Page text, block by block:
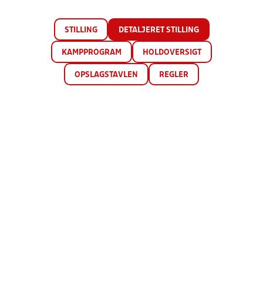
STILLING DETALJERET STILLING
KAMPPROGRAM HOLDOVERSIGT
OPSLAGSTAVLEN REGLER